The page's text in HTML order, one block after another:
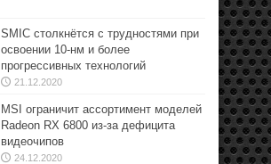
SMIC столкнётся с трудностями при
освоении 10-нм и более
прогрессивных технологий
21.12.2020
MSI ограничит ассортимент моделей
Radeon RX 6800 из-за дефицита
видеочипов
24.12.2020